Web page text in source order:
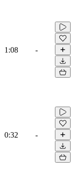
1:08 -
0:32 -